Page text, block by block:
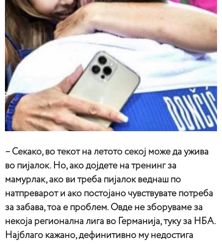
– Секако, во текот на летото секој може да ужива
во пијалок. Но, ако дојдете на тренинг за
мамурлак, ако ви треба пијалок веднаш по
натпреварот и ако постојано чувствувате потреба
за забава, тоа е проблем. Овде не зборуваме за
некоја регионална лига во Германија, туку за НБА.
Најблаго кажано, дефинитивно му недостига